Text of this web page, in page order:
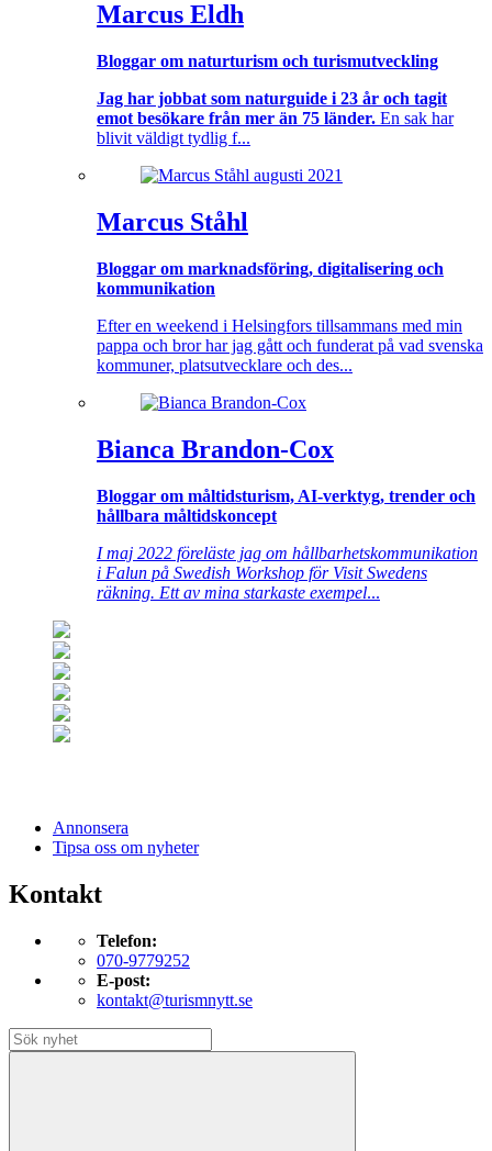
Marcus Eldh
Bloggar om naturturism och turismutveckling
Jag har jobbat som naturguide i 23 år och tagit
emot besökare från mer än 75 länder. En sak har
blivit väldigt tydlig f...
Marcus Ståhl
Bloggar om marknadsföring, digitalisering och
kommunikation
Efter en weekend i Helsingfors tillsammans med min
pappa och bror har jag gått och funderat på vad svenska
kommuner, platsutvecklare och des...
Bianca Brandon-Cox
Bloggar om måltidsturism, AI-verktyg, trender och
hållbara måltidskoncept
I maj 2022 föreläste jag om hållbarhetskommunikation
i Falun på Swedish Workshop för Visit Swedens
räkning. Ett av mina starkaste exempel...
Annonsera
Tipsa oss om nyheter
Kontakt
Telefon:
070-9779252
E-post:
kontakt@turismnytt.se